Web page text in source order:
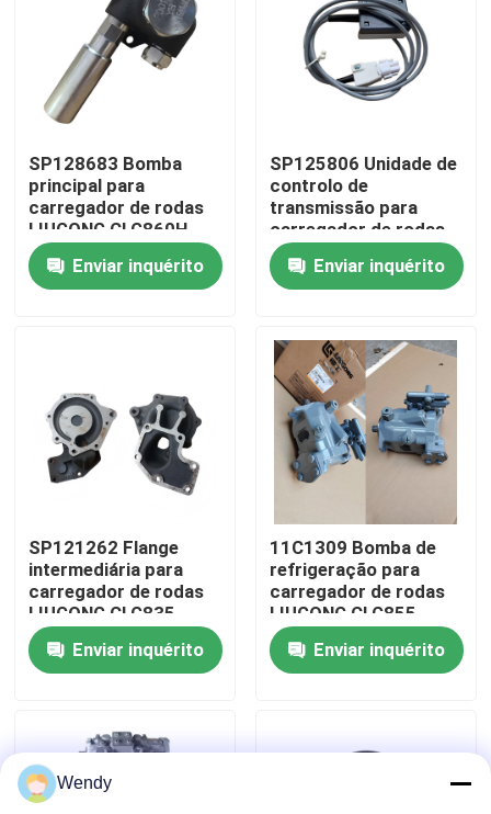
Casa
Produtos
Excursão da fábrica
Contacte-nos
Notícia
Casos
Blogue
SP128683 Bomba
principal para
carregador de rodas
LIUGONG CLG860H、
CLG862H、
CLG862N、
CLG870H、CLG888、
Enviar inquérito
SP125806 Unidade de
controlo de
transmissão para
carregador de rodas
LIUGONG CLG855、
CLG856、CLG850H、
ZL50CN、ZL50CNX、
CLG862H、
CLG862N、
CLG870H、CLG888、
CLG890H
Enviar inquérito
SP121262 Flange
intermediária para
carregador de rodas
LIUGONG CLG835、
CLG835H、CLG836、
CLG836H、ZL30E、
CLG855、CLG862H、
Enviar inquérito
11C1309 Bomba de
refrigeração para
carregador de rodas
LIUGONG CLG855、
CLG855N、
CLG855H、CLG856、
CLG850H、CLG860H
Enviar inquérito
Wendy